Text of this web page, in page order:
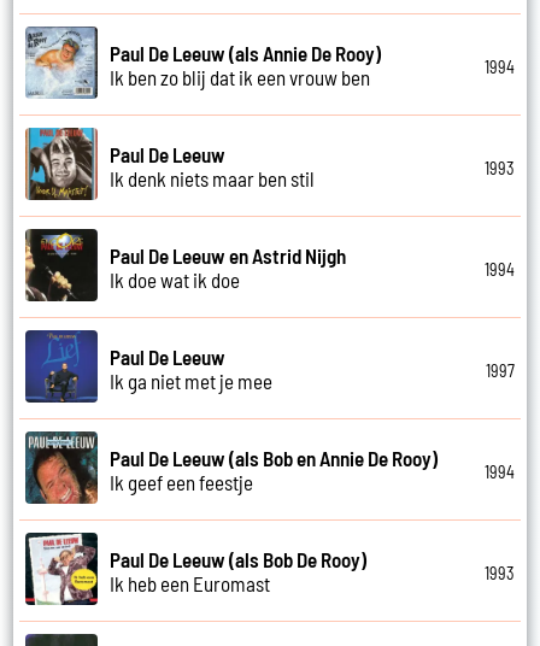
Paul De Leeuw (als Annie De Rooy)
Ik ben zo blij dat ik een vrouw ben
1994
Paul De Leeuw
Ik denk niets maar ben stil
1993
Paul De Leeuw en Astrid Nijgh
Ik doe wat ik doe
1994
Paul De Leeuw
Ik ga niet met je mee
1997
Paul De Leeuw (als Bob en Annie De Rooy)
Ik geef een feestje
1994
Paul De Leeuw (als Bob De Rooy)
Ik heb een Euromast
1993